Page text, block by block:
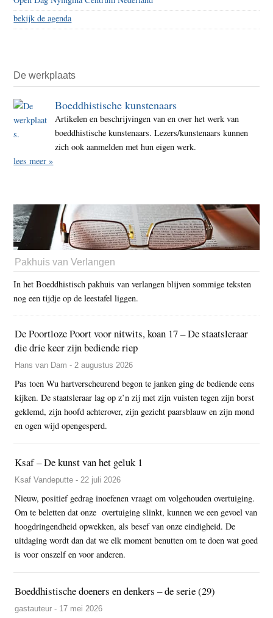
bekijk de agenda
De werkplaats
Boeddhistische kunstenaars
Artikelen en beschrijvingen van en over het werk van
boeddhistische kunstenaars. Lezers/kunstenaars kunnen
zich ook aanmelden met hun eigen werk.
lees meer »
Pakhuis van Verlangen
In het Boeddhistisch pakhuis van verlangen blijven sommige teksten
nog een tijdje op de leestafel liggen.
De Poortloze Poort voor nitwits, koan 17 – De staatsleraar
die drie keer zijn bediende riep
Hans van Dam - 2 augustus 2026
Pas toen Wu hartverscheurend begon te janken ging de bediende eens
kijken. De staatsleraar lag op z’n zij met zijn vuisten tegen zijn borst
geklemd, zijn hoofd achterover, zijn gezicht paarsblauw en zijn mond
en ogen wijd opengesperd.
Ksaf – De kunst van het geluk 1
Ksaf Vandeputte - 22 juli 2026
Nieuw, positief gedrag inoefenen vraagt om volgehouden overtuiging.
Om te beletten dat onze overtuiging slinkt, kunnen we een gevoel van
hoogdringendheid opwekken, als besef van onze eindigheid. De
uitdaging wordt dan dat we elk moment benutten om te doen wat goed
is voor onszelf en voor anderen.
Boeddhistische doeners en denkers – de serie (29)
gastauteur - 17 mei 2026